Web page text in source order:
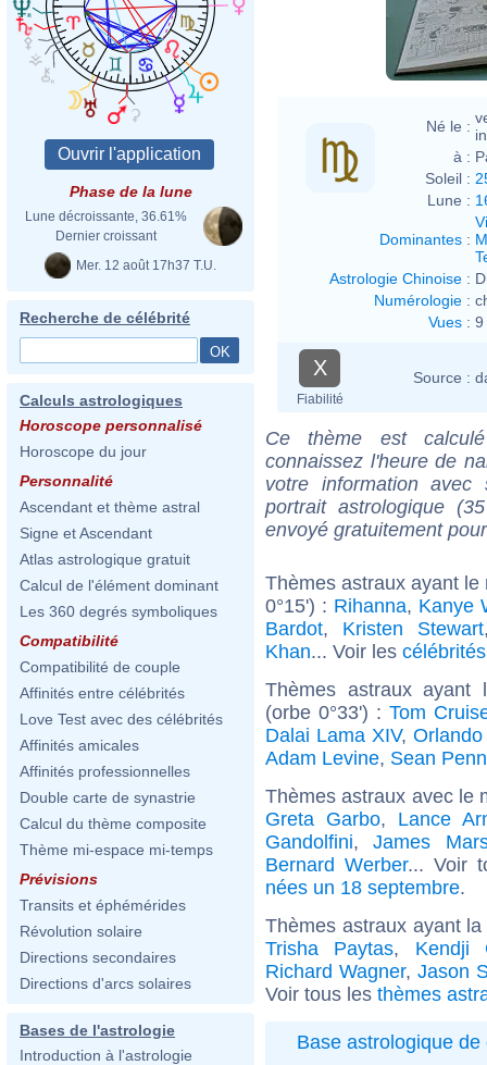
Phase de la lune
Lune décroissante, 36.61%
Dernier croissant
Mer. 12 août 17h37 T.U.
Recherche de célébrité
Calculs astrologiques
Horoscope personnalisé
Horoscope du jour
Personnalité
Ascendant et thème astral
Signe et Ascendant
Atlas astrologique gratuit
Calcul de l'élément dominant
Les 360 degrés symboliques
Compatibilité
Compatibilité de couple
Affinités entre célébrités
Love Test avec des célébrités
Affinités amicales
Affinités professionnelles
Double carte de synastrie
Calcul du thème composite
Thème mi-espace mi-temps
Prévisions
Transits et éphémérides
Révolution solaire
Directions secondaires
Directions d'arcs solaires
Bases de l'astrologie
Introduction à l'astrologie
Né le :
à :
Soleil :
Lune :
Dominantes :
Astrologie Chinoise :
Numérologie :
Vues : 9
X
Fiabilité
Source :
Ce thème est
connaissez l'heure de
votre information
portrait astrologique
envoyé gratuitement
Thèmes astraux ayant
0°15') : Rihanna, Kanye
Bardot, Kristen Stewart
Khan... Voir les
Thèmes astraux ayant
(orbe 0°33') :Tom
Dalai Lama XIV,
Adam Levine, Sean Penn
Thèmes astraux avec le
Greta Garbo, Lance
Gandolfini,James
Bernard Werber... Voir
nées un 18 septembre.
Thèmes astraux ayant
Trisha Paytas, Kendji
Richard Wagner, Jason
Voir tous les thèmes
Base astrologique de